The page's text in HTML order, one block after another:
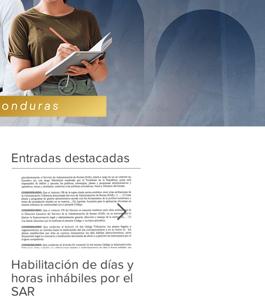
Entradas destacadas
Habilitación de días y
horas inhábiles por el
SAR